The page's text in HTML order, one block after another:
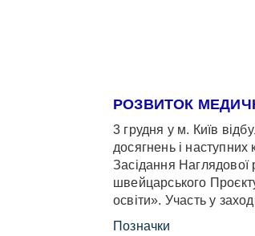
РОЗВИТОК
3 грудня у м. Київ
досягнень і наступних
Засідання Наглядової
швейцарського
освіти». Участь у
Позначки